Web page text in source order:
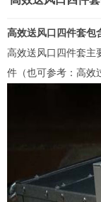
高效送风口四件套包
高效送风口四件套主
件（也可参考：高效